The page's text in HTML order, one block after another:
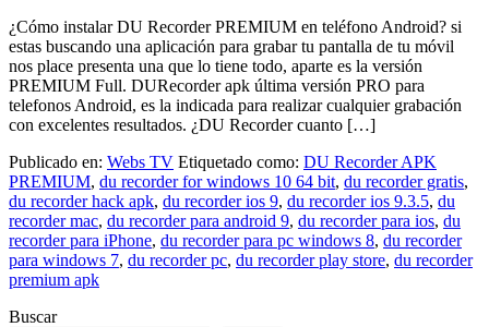
¿Cómo instalar DU Recorder PREMIUM en teléfono Android? si
estas buscando una aplicación para grabar tu pantalla de tu móvil
nos place presenta una que lo tiene todo, aparte es la versión
PREMIUM Full. DURecorder apk última versión PRO para
telefonos Android, es la indicada para realizar cualquier grabación
con excelentes resultados. ¿DU Recorder cuanto […]
Publicado en: Webs TV Etiquetado como: DU Recorder APK
PREMIUM, du recorder for windows 10 64 bit, du recorder gratis,
du recorder hack apk, du recorder ios 9, du recorder ios 9.3.5, du
recorder mac, du recorder para android 9, du recorder para ios, du
recorder para iPhone, du recorder para pc windows 8, du recorder
para windows 7, du recorder pc, du recorder play store, du recorder
premium apk
Buscar